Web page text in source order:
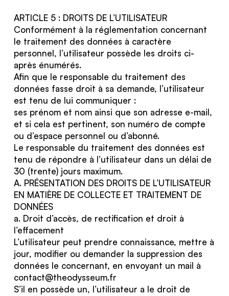
ARTICLE 5 : DROITS DE L’UTILISATEUR
Conformément à la réglementation concernant
le traitement des données à caractère
personnel, l’utilisateur possède les droits ci-
après énumérés.
Afin que le responsable du traitement des
données fasse droit à sa demande, l’utilisateur
est tenu de lui communiquer :
ses prénom et nom ainsi que son adresse e-mail,
et si cela est pertinent, son numéro de compte
ou d’espace personnel ou d’abonné.
Le responsable du traitement des données est
tenu de répondre à l’utilisateur dans un délai de
30 (trente) jours maximum.
A. PRÉSENTATION DES DROITS DE L’UTILISATEUR
EN MATIÈRE DE COLLECTE ET TRAITEMENT DE
DONNÉES
a. Droit d’accès, de rectification et droit à
l’effacement
L’utilisateur peut prendre connaissance, mettre à
jour, modifier ou demander la suppression des
données le concernant, en envoyant un mail à
contact@theodysseum.fr
S’il en possède un, l’utilisateur a le droit de